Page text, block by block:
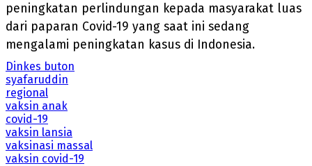
peningkatan perlindungan kepada masyarakat luas
dari paparan Covid-19 yang saat ini sedang
mengalami peningkatan kasus di Indonesia.
Dinkes buton
syafaruddin
regional
vaksin anak
covid-19
vaksin lansia
vaksinasi massal
vaksin covid-19